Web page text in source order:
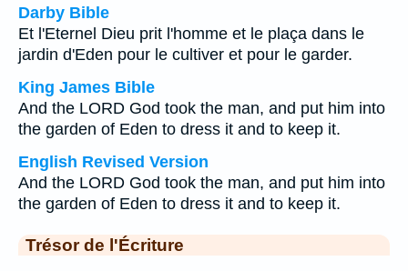
Darby Bible
Et l'Eternel Dieu prit l'homme et le plaça dans le
jardin d'Eden pour le cultiver et pour le garder.
King James Bible
And the LORD God took the man, and put him into
the garden of Eden to dress it and to keep it.
English Revised Version
And the LORD God took the man, and put him into
the garden of Eden to dress it and to keep it.
Trésor de l'Écriture